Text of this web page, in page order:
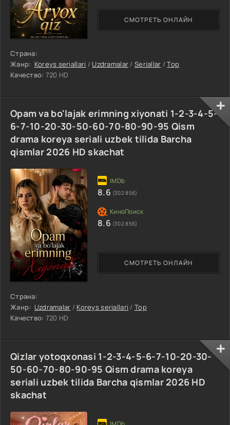
Страна:
Жанр: Koreys seriallari / Uzdramalar / Seriallar /Top
Качество: 720 HD
СМОТРЕТЬ ОНЛАЙН
Opam va bo'lajak erimning xiyonati 1-2-3-4-5-
6-7-10-20-30-50-60-70-80-90-95 Qism
drama koreya seriali uzbek tilida Barcha
qismlar 2026 HD skachat
Страна:
Жанр: Uzdramalar / Koreys seriallari / Top
Качество: 720 HD
СМОТРЕТЬ ОНЛАЙН
8.6 (302 856)
8.6 (302 856)
Qizlar yotoqxonasi 1-2-3-4-5-6-7-10-20-30-
50-60-70-80-90-95 Qism drama koreya
seriali uzbek tilida Barcha qismlar 2026 HD
skachat